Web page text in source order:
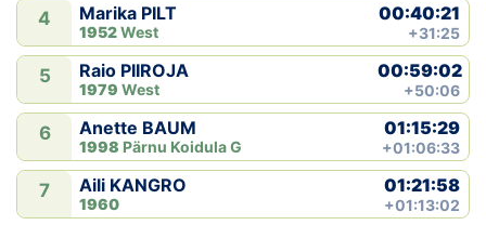
4 Marika PILT
1952West
00:40:21
+31:25
5 Raio PIIROJA
1979 West
00:59:02
+50:06
6 Anette BAUM
1998 Pärnu Koidula G
01:15:29
+01:06:33
7 Aili KANGRO
1960
01:21:58
+01:13:02